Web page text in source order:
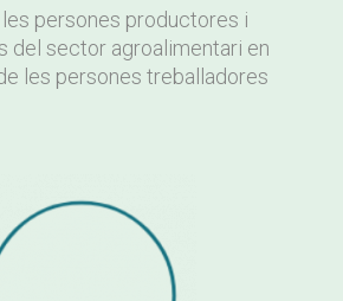
persones productores i
del sector agroalimentari en
les persones treballadores